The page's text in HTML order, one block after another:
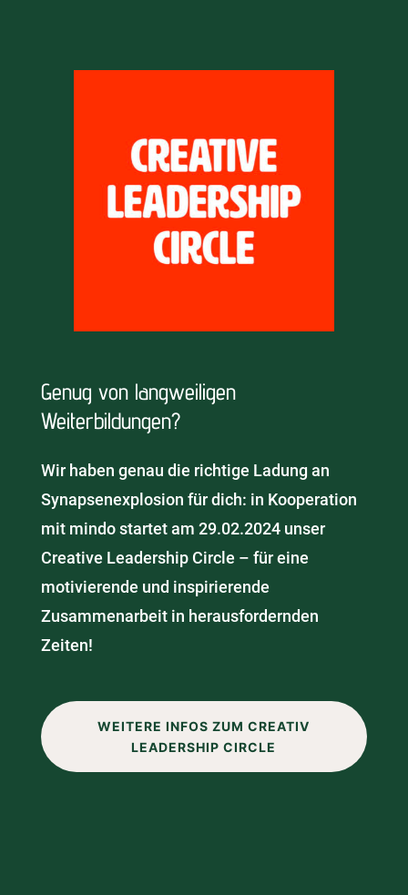
Genug von langweiligen
Weiterbildungen?
Wir haben genau die richtige Ladung an
Synapsenexplosion für dich: in Kooperation
mit mindo startet am 29.02.2024 unser
Creative Leadership Circle – für eine
motivierende und inspirierende
Zusammenarbeit in herausfordernden
Zeiten!
WEITERE INFOS ZUM CREATIV
LEADERSHIP CIRCLE